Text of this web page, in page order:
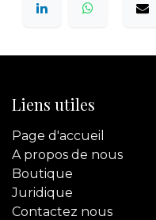
Liens utiles
Page d'accueil
A propos de nous
Boutique
Juridique
Contactez nous